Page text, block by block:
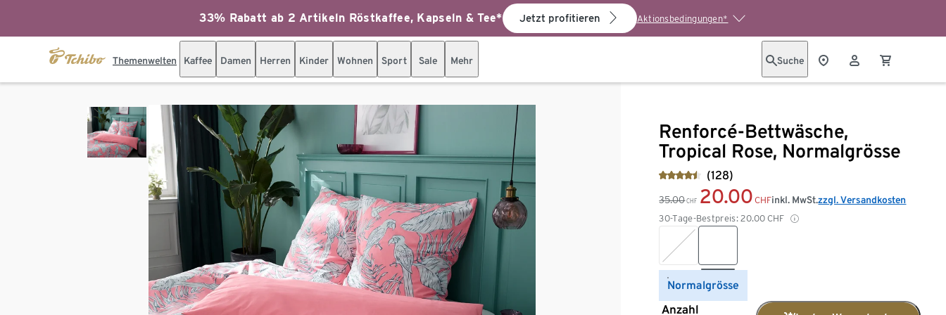
33% Rabatt ab 2 Artikeln Röstkaffee, Kapseln & Tee* Jetzt profitieren Aktionsbedingungen*
Themenwelten Kaffee Damen Herren Kinder Wohnen Sport Sale Mehr Suche
Renforcé-Bettwäsche,
Tropical Rose, Normalgrösse
(128)
35.00 CHF 20.00 CHF
30-Tage-Bestpreis: 20.00 CHF
inkl. MwSt.zzgl. Versandkosten
Normalgrösse
Anzahl